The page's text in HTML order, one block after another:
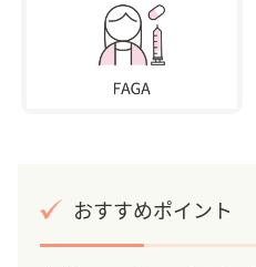
おすすめポイント